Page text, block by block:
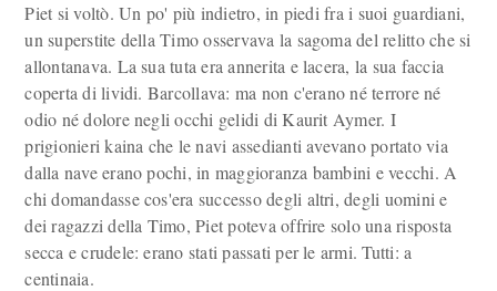
Piet si voltò. Un po' più indietro, in piedi fra i suoi guardiani,
un superstite della Timo osservava la sagoma del relitto che si
allontanava. La sua tuta era annerita e lacera, la sua faccia
coperta di lividi. Barcollava: ma non c'erano né terrore né
odio né dolore negli occhi gelidi di Kaurit Aymer. I
prigionieri kaina che le navi assedianti avevano portato via
dalla nave erano pochi, in maggioranza bambini e vecchi. A
chi domandasse cos'era successo degli altri, degli uomini e
dei ragazzi della Timo, Piet poteva offrire solo una risposta
secca e crudele: erano stati passati per le armi. Tutti: a
centinaia.